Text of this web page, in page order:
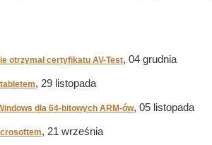
otrzymał certyfikatu AV-Test, 04 grudnia
, 29 listopada
dla 64-bitowych ARM-ów, 05 listopada
, 21 września